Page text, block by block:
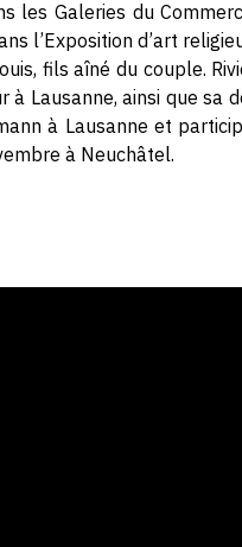
les Galeries du
l’Exposition d’art
fils aîné du couple.
à Lausanne, ainsi que
à Lausanne et
à Neuchâtel.